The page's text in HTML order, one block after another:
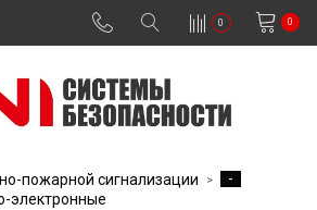
0 0
пожарной сигнализации
-
электронные